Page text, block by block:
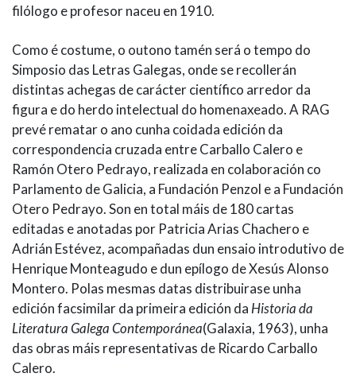
filólogo e profesor naceu en 1910.
Como é costume, o outono tamén será o tempo do
Simposio das Letras Galegas, onde se recollerán
distintas achegas de carácter científico arredor da
figura e do herdo intelectual do homenaxeado. A RAG
prevé rematar o ano cunha coidada edición da
correspondencia cruzada entre Carballo Calero e
Ramón Otero Pedrayo, realizada en colaboración co
Parlamento de Galicia, a Fundación Penzol e a Fundación
Otero Pedrayo. Son en total máis de 180 cartas
editadas e anotadas por Patricia Arias Chachero e
Adrián Estévez, acompañadas dun ensaio introdutivo de
Henrique Monteagudo e dun epílogo de Xesús Alonso
Montero. Polas mesmas datas distribuirase unha
edición facsimilar da primeira edición da Historia da
Literatura Galega Contemporánea(Galaxia, 1963), unha
das obras máis representativas de Ricardo Carballo
Calero.